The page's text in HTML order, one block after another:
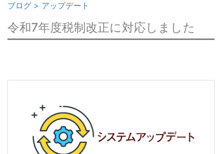
ブログ > アップデート
令和7年度税制改正に対応しました